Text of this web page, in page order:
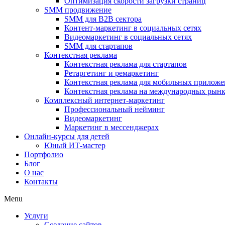
SMM продвижение
SMM для B2B сектора
Контент-маркетинг в социальных сетях
Видеомаркетинг в социальных сетях
SMM для стартапов
Контекстная реклама
Контекстная реклама для стартапов
Ретаргетинг и ремаркетинг
Контекстная реклама для мобильных
Контекстная реклама на международных
Комплексный интернет-маркетинг
Профессиональный нейминг
Видеомаркетинг
Маркетинг в мессенджерах
Онлайн-курсы для детей
Юный ИТ-мастер
Портфолио
Блог
О нас
Контакты
Menu
Услуги